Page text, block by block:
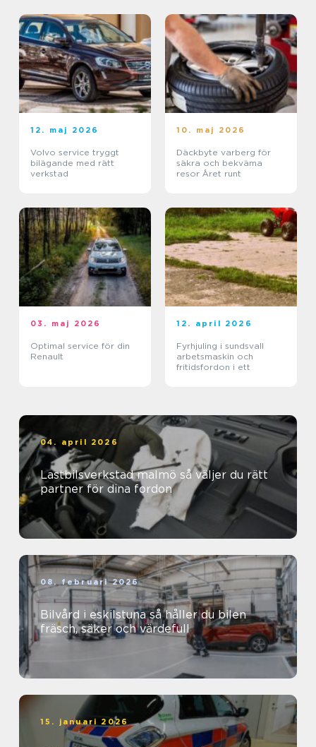
12. maj 2026
Volvo service tryggt
bilägande med rätt
verkstad
10. maj 2026
Däckbyte varberg för
säkra och bekväma
resor Året runt
03. maj 2026
Optimal service för din
Renault
12. april 2026
Fyrhjuling i sundsvall
arbetsmaskin och
fritidsfordon i ett
04. april 2026
Lastbilsverkstad malmö så väljer du rätt
partner för dina fordon
08. februari 2026
Bilvård i eskilstuna så håller du bilen
fräsch, säker och värdefull
15. januari 2026